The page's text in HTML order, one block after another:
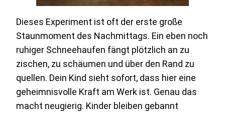
Dieses Experiment ist oft der erste große
Staunmoment des Nachmittags. Ein eben noch
ruhiger Schneehaufen fängt plötzlich an zu
zischen, zu schäumen und über den Rand zu
quellen. Dein Kind sieht sofort, dass hier eine
geheimnisvolle Kraft am Werk ist. Genau das
macht neugierig. Kinder bleiben gebannt